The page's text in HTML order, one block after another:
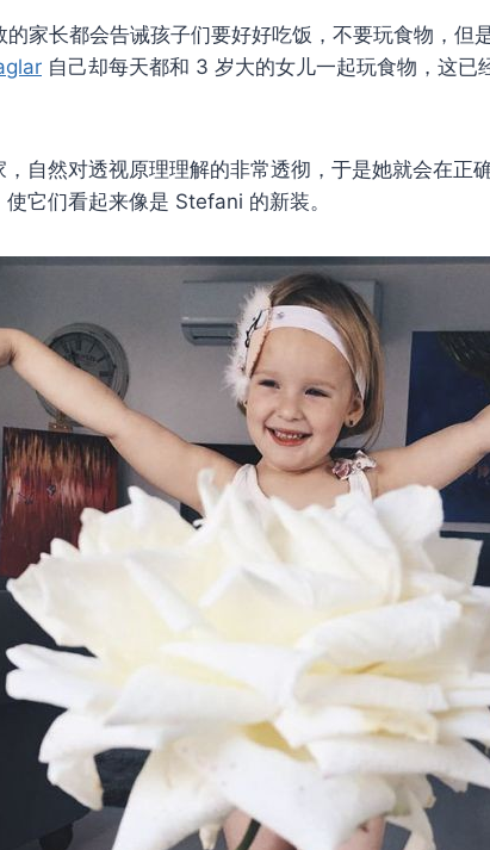
的家长都会告诫孩子们要好好吃饭，不要玩食物，但
自己却每天都和 3 岁大的女儿一起玩食物，这已
自然对透视原理理解的非常透彻，于是她就会在正
它们看起来像是 Stefani 的新装。